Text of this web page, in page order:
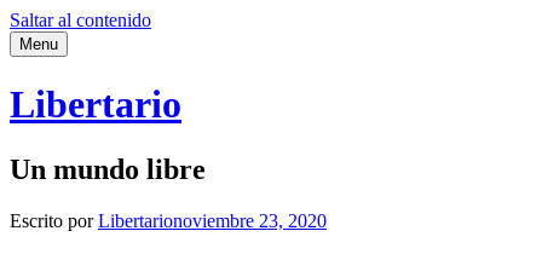
Saltar al contenido
Menu
Libertario
Un mundo libre
Escrito porLibertarionoviembre 23, 2020